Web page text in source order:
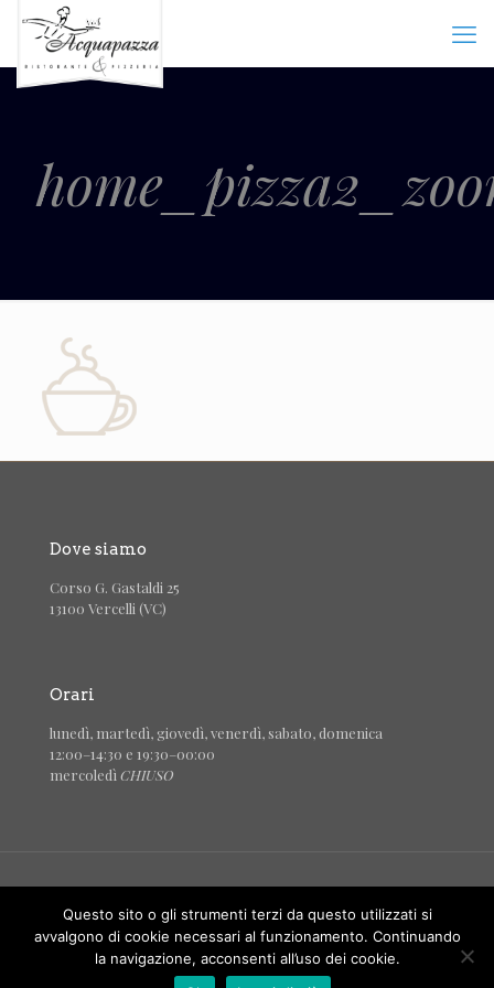
Dove siamo
Corso G. Gastaldi 25
13100 Vercelli (VC)
Orari
lunedì, martedì, giovedì, venerdì, sabato, domenica
12:00–14:30 e 19:30–00:00
mercoledì CHIUSO
REA n. 180169/2003 - p.iva 02499200026 -Cookie e Privacy
Questo sito o gli strumenti terzi da questo utilizzati si
avvalgono di cookie necessari al funzionamento. Continuando
la navigazione, acconsenti all’uso dei cookie.